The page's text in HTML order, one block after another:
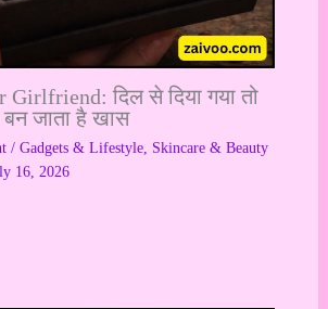
दिल से दिया गया तो
बन जाता है खास
/ Gadgets & Lifestyle, Skincare & Beauty
16, 2026